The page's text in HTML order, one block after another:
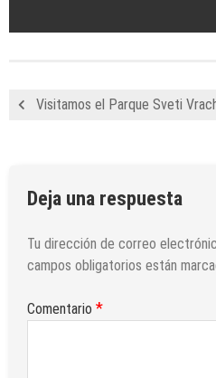
Visitamos el Parque Sveti
Deja una respuesta
Tu dirección de correo
campos obligatorios están
Comentario *